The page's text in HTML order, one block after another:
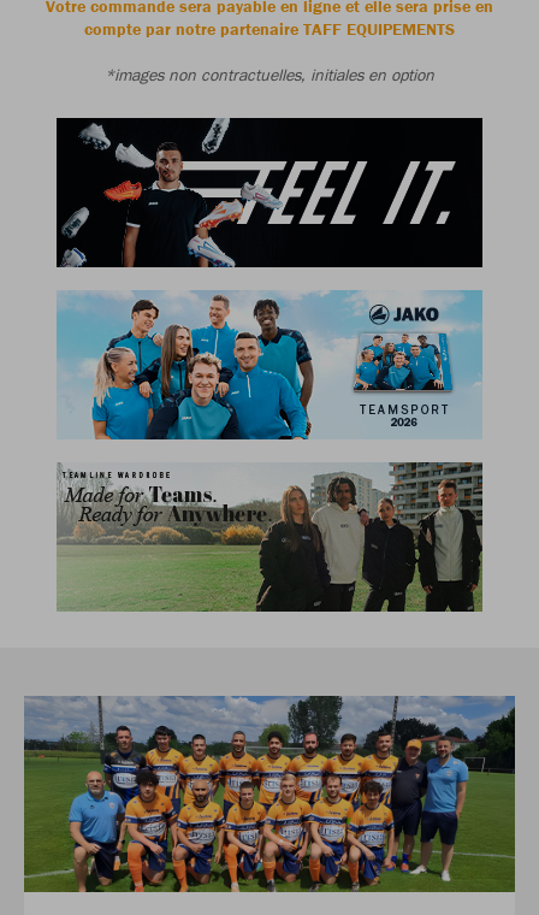
Votre commande sera payable en ligne et elle sera prise en
compte par notre partenaire TAFF EQUIPEMENTS
*images non contractuelles, initiales en option